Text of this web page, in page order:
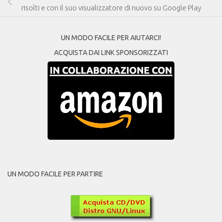
risolti e con il suo visualizzatore di nuovo su Google Play
UN MODO FACILE PER AIUTARCI!
ACQUISTA DAI LINK SPONSORIZZATI
UN MODO FACILE PER PARTIRE